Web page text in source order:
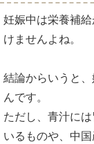
妊娠中は栄養補
けませんよね。
結論からいうと
んです。
ただし、青汁に
いるものや、中